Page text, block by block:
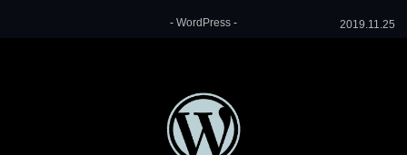
- WordPress - 2019.11.25